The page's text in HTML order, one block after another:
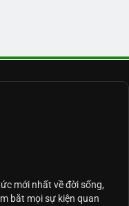
mới nhất về đời sống,
bắt mọi sự kiện quan